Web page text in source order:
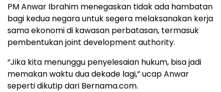
PM Anwar Ibrahim menegaskan tidak ada hambatan
bagi kedua negara untuk segera melaksanakan kerja
sama ekonomi di kawasan perbatasan, termasuk
pembentukan joint development authority.
“Jika kita menunggu penyelesaian hukum, bisa jadi
memakan waktu dua dekade lagi,” ucap Anwar
seperti dikutip dari Bernama.com.